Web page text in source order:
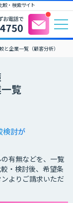
較・検索サイト
企業一覧（顧客分析）
覧
検討が
有無などを、一覧
・検討後、希望条
よりご請求いただ